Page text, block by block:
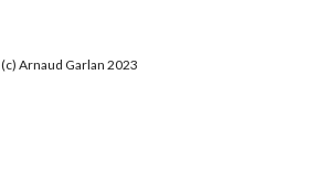
(c) Arnaud Garlan 2023